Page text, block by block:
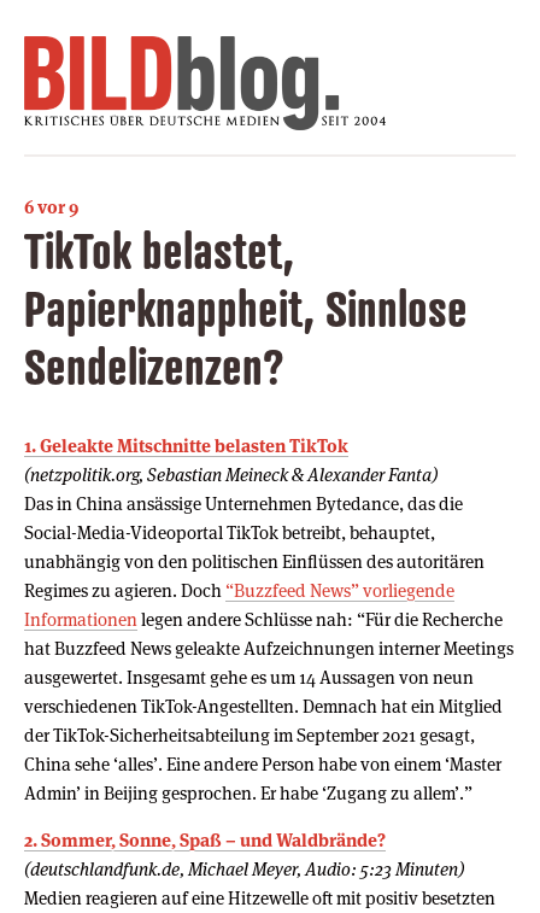
6 vor 9
TikTok belastet,
Papierknappheit, Sinnlose
Sendelizenzen?
1. Geleakte Mitschnitte belasten TikTok
(netzpolitik.org, Sebastian Meineck & Alexander Fanta)
Das in China ansässige Unternehmen Bytedance, das die
Social-Media-Videoportal TikTok betreibt, behauptet,
unabhängig von den politischen Einflüssen des autoritären
Regimes zu agieren. Doch “Buzzfeed News” vorliegende
Informationen legen andere Schlüsse nah: “Für die Recherche
hat Buzzfeed News geleakte Aufzeichnungen interner Meetings
ausgewertet. Insgesamt gehe es um 14 Aussagen von neun
verschiedenen TikTok-Angestellten. Demnach hat ein Mitglied
der TikTok-Sicherheitsabteilung im September 2021 gesagt,
China sehe ‘alles’. Eine andere Person habe von einem ‘Master
Admin’ in Beijing gesprochen. Er habe ‘Zugang zu allem’.”
2. Sommer, Sonne, Spaß – und Waldbrände?
(deutschlandfunk.de, Michael Meyer, Audio: 5:23 Minuten)
Medien reagieren auf eine Hitzewelle oft mit positiv besetzten